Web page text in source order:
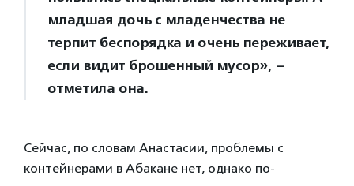
младшая дочь с младенчества не
терпит беспорядка и очень переживает,
если видит брошенный мусор», –
отметила она.
Сейчас, по словам Анастасии, проблемы с
контейнерами в Абакане нет, однако по-